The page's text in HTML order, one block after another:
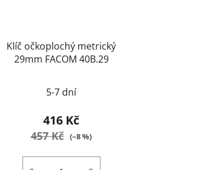
Klíč očkoplochý metrický
29mm FACOM 40B.29
5-7 dní
416 Kč
457 Kč (–8 %)